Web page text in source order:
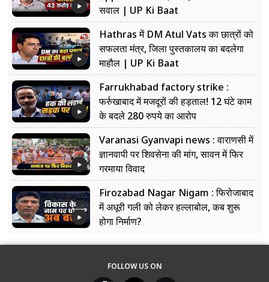
सवाल | UP Ki Baat
Hathras में DM Atul Vats का छात्रों को
सफलता मंत्र, जिला पुस्तकालय का बदलेगा
माहौल | UP Ki Baat
Farrukhabad factory strike :
फर्रुखाबाद में मजदूरों की हड़ताल! 12 घंटे काम
के बदले 280 रुपये का आरोप
Varanasi Gyanvapi news : वाराणसी में
ज्ञानवापी पर शिवसेना की मांग, सावन में फिर
गरमाया विवाद
Firozabad Nagar Nigam : फिरोजाबाद
में अधूरी गली को लेकर हल्लाबोल, कब शुरू
होगा निर्माण?
FOLLOW US ON